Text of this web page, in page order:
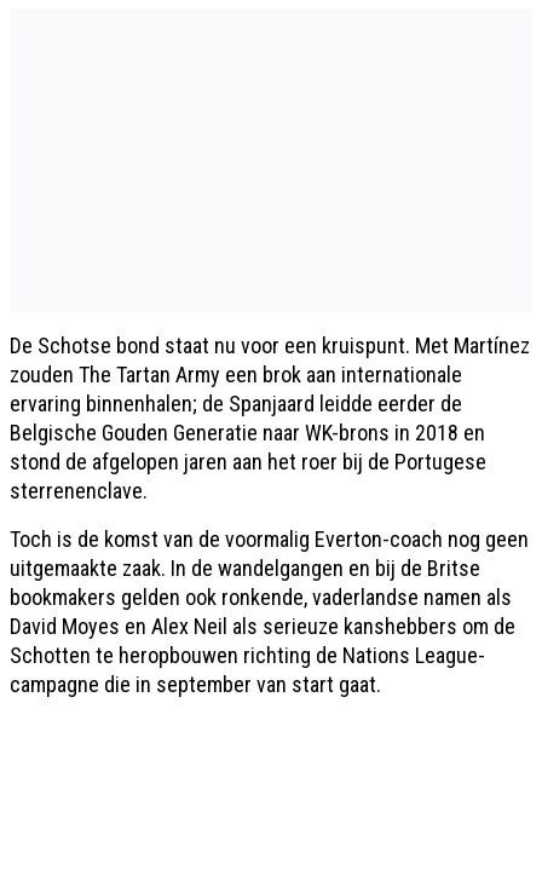
De Schotse bond staat nu voor een kruispunt. Met Martínez
zouden The Tartan Army een brok aan internationale
ervaring binnenhalen; de Spanjaard leidde eerder de
Belgische Gouden Generatie naar WK-brons in 2018 en
stond de afgelopen jaren aan het roer bij de Portugese
sterrenenclave.
Toch is de komst van de voormalig Everton-coach nog geen
uitgemaakte zaak. In de wandelgangen en bij de Britse
bookmakers gelden ook ronkende, vaderlandse namen als
David Moyes en Alex Neil als serieuze kanshebbers om de
Schotten te heropbouwen richting de Nations League-
campagne die in september van start gaat.